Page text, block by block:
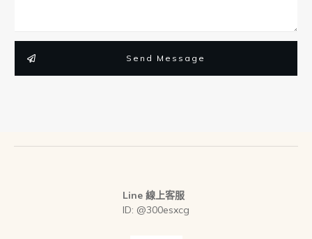
Send Message
Line 線上客服
ID: @300esxcg